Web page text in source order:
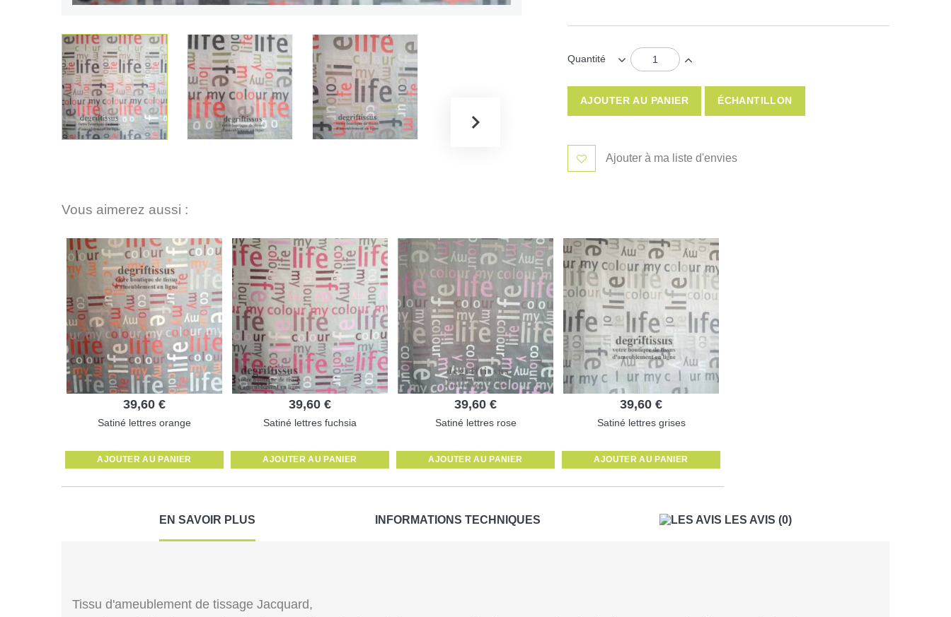
Quantité
AJOUTER AU PANIER ÉCHANTILLON
Ajouter à ma liste d'envies
Vous aimerez aussi :
39,60 €
Satiné lettres orange
AJOUTER AU PANIER
39,60 €
Satiné lettres fuchsia
AJOUTER AU PANIER
39,60 €
Satiné lettres rose
AJOUTER AU PANIER
39,60 €
Satiné lettres grises
AJOUTER AU PANIER
EN SAVOIR PLUS INFORMATIONS TECHNIQUES LES AVIS (0)
Tissu d'ameublement de tissage Jacquard,